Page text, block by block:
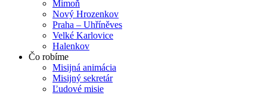
Mimoň
Nový Hrozenkov
Praha – Uhříněves
Velké Karlovice
Halenkov
Čo robíme
Misijná animácia
Misijný sekretár
Ľudové misie